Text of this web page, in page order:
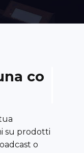
na co
su prodotti
o